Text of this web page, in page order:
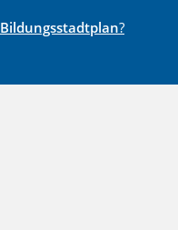
Bildungsstadtplan?